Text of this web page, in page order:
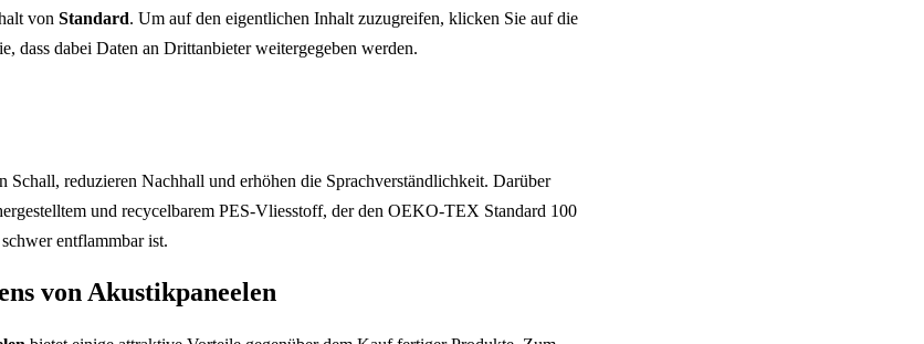
von Standard. Um auf den eigentlichen Inhalt zuzugreifen, klicken Sie auf die
dass dabei Daten an Drittanbieter weitergegeben werden.
Schall, reduzieren Nachhall und erhöhen die Sprachverständlichkeit. Darüber
und recycelbarem PES-Vliesstoff, der den OEKO-TEX Standard 100
entflammbar ist.
von Akustikpaneelen